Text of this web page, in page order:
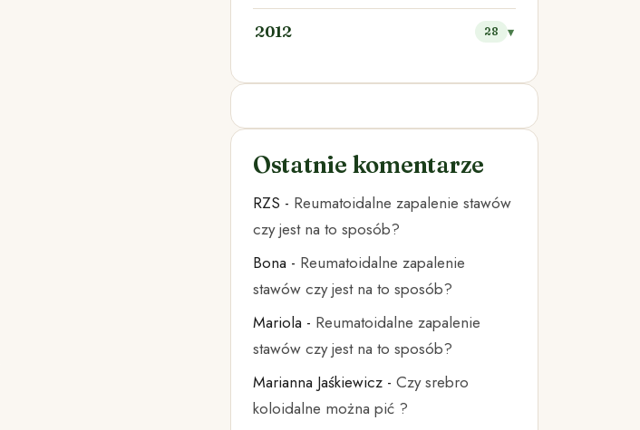
2012 28
Ostatnie komentarze
RZS - Reumatoidalne zapalenie stawów
czy jest na to sposób?
Bona - Reumatoidalne zapalenie
stawów czy jest na to sposób?
Mariola - Reumatoidalne zapalenie
stawów czy jest na to sposób?
Marianna Jaśkiewicz - Czy srebro
koloidalne można pić ?